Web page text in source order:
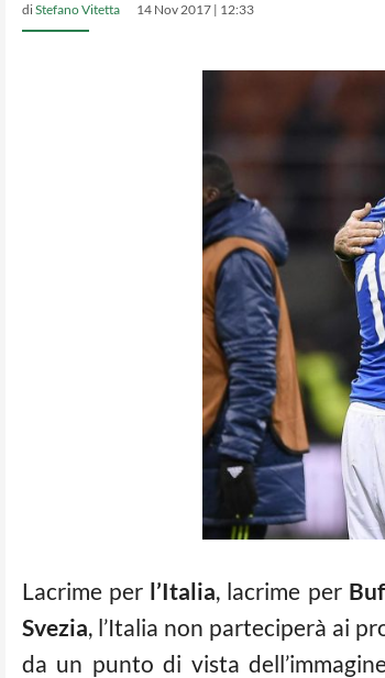
diStefano Vitetta 14 Nov 2017 | 12:33
Lacrime per l’Italia, lacrime per
Svezia, l’Italia non parteciperà ai
da un punto di vista